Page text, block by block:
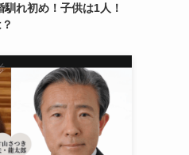
れ初め！子供は1人！